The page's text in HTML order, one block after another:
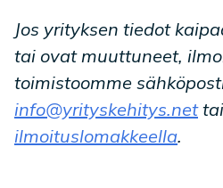
Jos yrityksen tiedot
tai ovat muuttuneet,
toimistoomme
info@yrityskehitys.nettai
ilmoituslomakkeella.